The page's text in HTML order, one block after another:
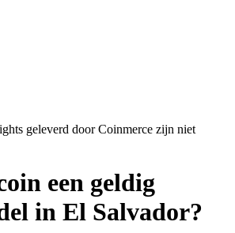
geleverd door Coinmerce zijn niet
een geldig
in El Salvador?